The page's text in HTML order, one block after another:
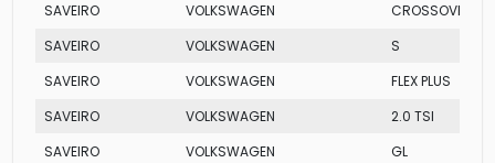
SAVEIRO
VOLKSWAGEN
CROSSOVER
SAVEIRO
VOLKSWAGEN
S
SAVEIRO
VOLKSWAGEN
FLEX PLUS
SAVEIRO
VOLKSWAGEN
2.0 TSI
SAVEIRO
VOLKSWAGEN
GL